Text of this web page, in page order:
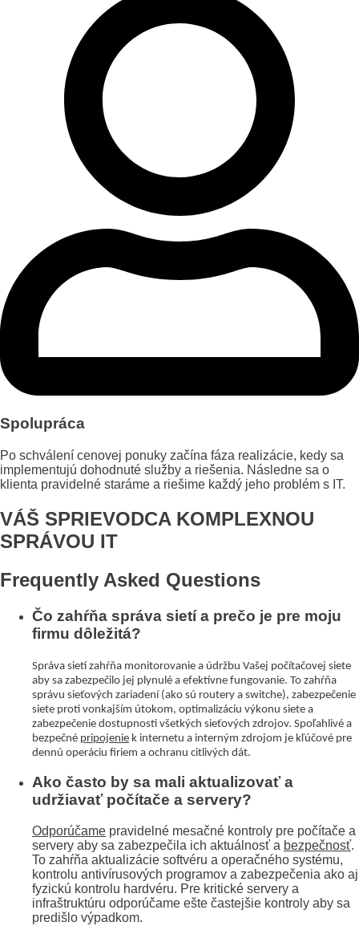
Spolupráca
Po schválení cenovej ponuky začína fáza realizácie, kedy sa
implementujú dohodnuté služby a riešenia. Následne sa o
klienta pravidelné staráme a riešime každý jeho problém s IT.
VÁŠ SPRIEVODCA KOMPLEXNOU
SPRÁVOU IT
Frequently Asked Questions
Čo zahŕňa správa sietí a prečo je pre moju
firmu dôležitá?
Správa sietí zahŕňa monitorovanie a údržbu Vašej počítačovej siete
aby sa zabezpečilo jej plynulé a efektívne fungovanie. To zahŕňa
správu sieťových zariadení (ako sú routery a switche), zabezpečenie
siete proti vonkajším útokom, optimalizáciu výkonu siete a
zabezpečenie dostupnosti všetkých sieťových zdrojov. Spoľahlivé a
bezpečné pripojenie k internetu a interným zdrojom je kľúčové pre
dennú operáciu firiem a ochranu citlivých dát.
Ako často by sa mali aktualizovať a
udržiavať počítače a servery?
Odporúčame pravidelné mesačné kontroly pre počítače a
servery aby sa zabezpečila ich aktuálnosť a bezpečnosť.
To zahŕňa aktualizácie softvéru a operačného systému,
kontrolu antivírusových programov a zabezpečenia ako aj
fyzickú kontrolu hardvéru. Pre kritické servery a
infraštruktúru odporúčame ešte častejšie kontroly aby sa
predišlo výpadkom.